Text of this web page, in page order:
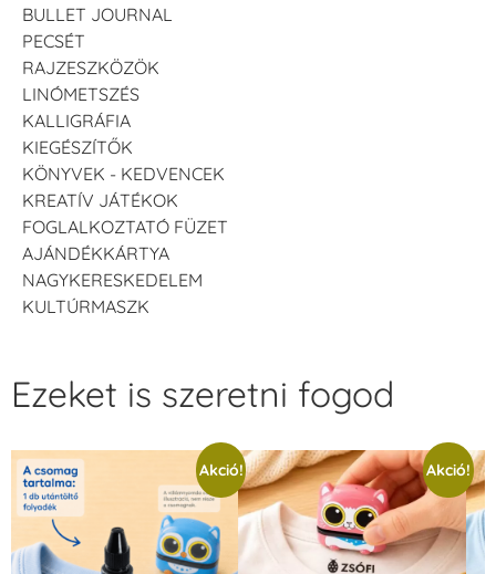
BULLET JOURNAL
PECSÉT
RAJZESZKÖZÖK
LINÓMETSZÉS
KALLIGRÁFIA
KIEGÉSZÍTŐK
KÖNYVEK - KEDVENCEK
KREATÍV JÁTÉKOK
FOGLALKOZTATÓ FÜZET
AJÁNDÉKKÁRTYA
NAGYKERESKEDELEM
KULTÚRMASZK
Ezeket is szeretni fogod
Akció! Akció!